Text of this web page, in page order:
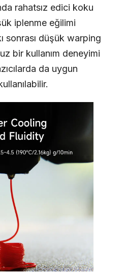
rahatsız edici koku
iplenme eğilimi
sonrası düşük warping
bir kullanım deneyimi
da uygun